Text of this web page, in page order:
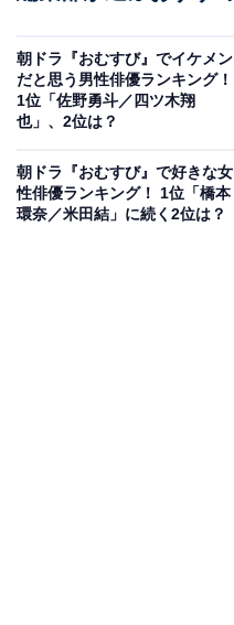
朝ドラ『おむすび』でイケメン
だと思う男性俳優ランキング！
1位「佐野勇斗／四ツ木翔
也」、2位は？
朝ドラ『おむすび』で好きな女
性俳優ランキング！ 1位「橋本
環奈／米田結」に続く2位は？